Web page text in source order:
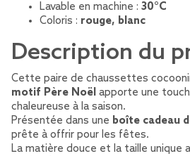
Lavable en machine : 30°C
Coloris : rouge, blanc
Description du
Cette paire de chaussettes
motif Père Noël apporte une
chaleureuse à la saison.
Présentée dans une boîte cadeau
prête à offrir pour les fêtes.
La matière douce et la taille unique